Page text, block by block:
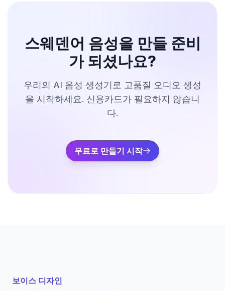
스웨덴어 음성을 만들 준비
가 되셨나요?
우리의 AI 음성 생성기로 고품질 오디오 생성
을 시작하세요. 신용카드가 필요하지 않습니
다.
무료로 만들기 시작
보이스 디자인